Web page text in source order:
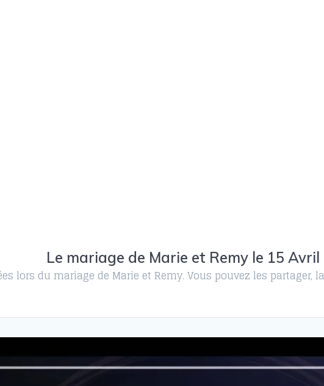
Le mariage de Marie et Remy le 15 Avril
lors du mariage de Marie et Remy. Vous pouvez les partager,